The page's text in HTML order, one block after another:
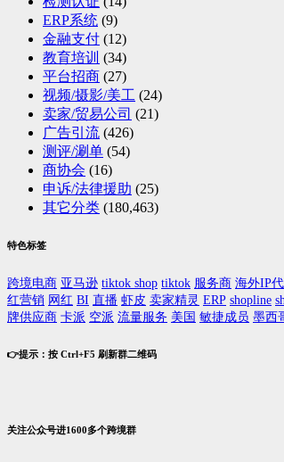
ERP系统 (9)
金融支付 (12)
教育培训 (34)
平台招商 (27)
视频/摄影/美工 (24)
卖家/贸易公司 (21)
广告引流 (426)
测评/涮单 (54)
商协会 (16)
申诉/法律援助 (25)
其它分类 (180,463)
特色标签
跨境电商 亚马逊 tiktok shop tiktok 服务商 海外IP
红营销 网红 BI 直播 虾皮 卖家精灵 ERP shopline
牌供应商 卡派 空派 流量服务 美国 敏捷成员 墨西
👉提示：按 Ctrl+F5 刷新群二维码
关注公众号进1600多个跨境群